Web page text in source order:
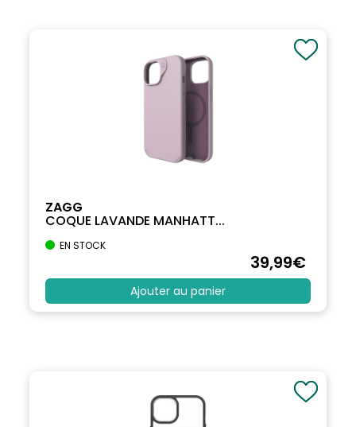
ZAGG
COQUE LAVANDE MANHATT...
EN STOCK
39,99€
Ajouter au panier